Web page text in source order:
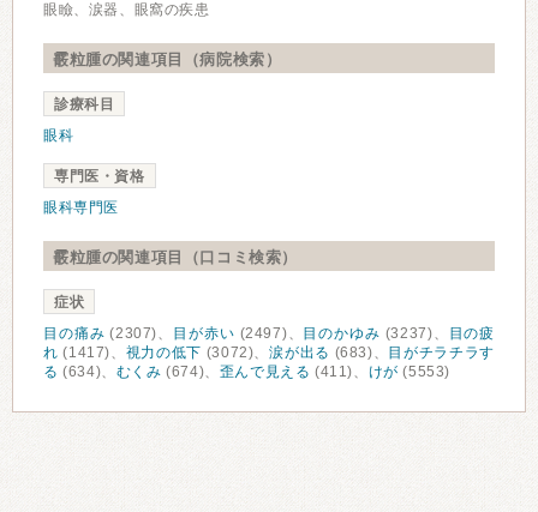
眼瞼、涙器、眼窩の疾患
霰粒腫の関連項目（病院検索）
診療科目
眼科
専門医・資格
眼科専門医
霰粒腫の関連項目（口コミ検索）
症状
目の痛み (2307)、 目が赤い (2497)、 目のかゆみ (3237)、
目の疲
れ (1417)、 視力の低下 (3072)、涙が出る (683)、
目がチラチラす
る (634)、 むくみ (674)、 歪んで見える (411)、 けが (5553)